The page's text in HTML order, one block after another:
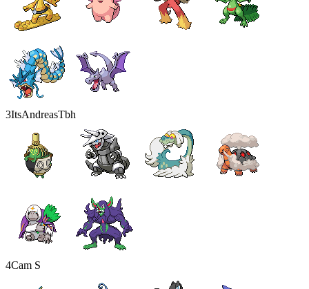
3ItsAndreasTbh
4Cam S